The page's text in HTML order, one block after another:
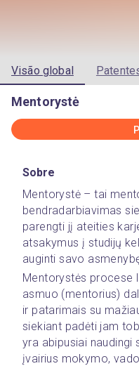
Visão global
Mentorystė
Sobre
Mentorystė – tai
bendradarbiavimas
parengti jį ateities
atsakymus į studijų
auginti savo
Mentorystės procese
asmuo (mentorius)
ir patarimais su
siekiant padėti jam
yra abipusiai naudingi
įvairius mokymo,